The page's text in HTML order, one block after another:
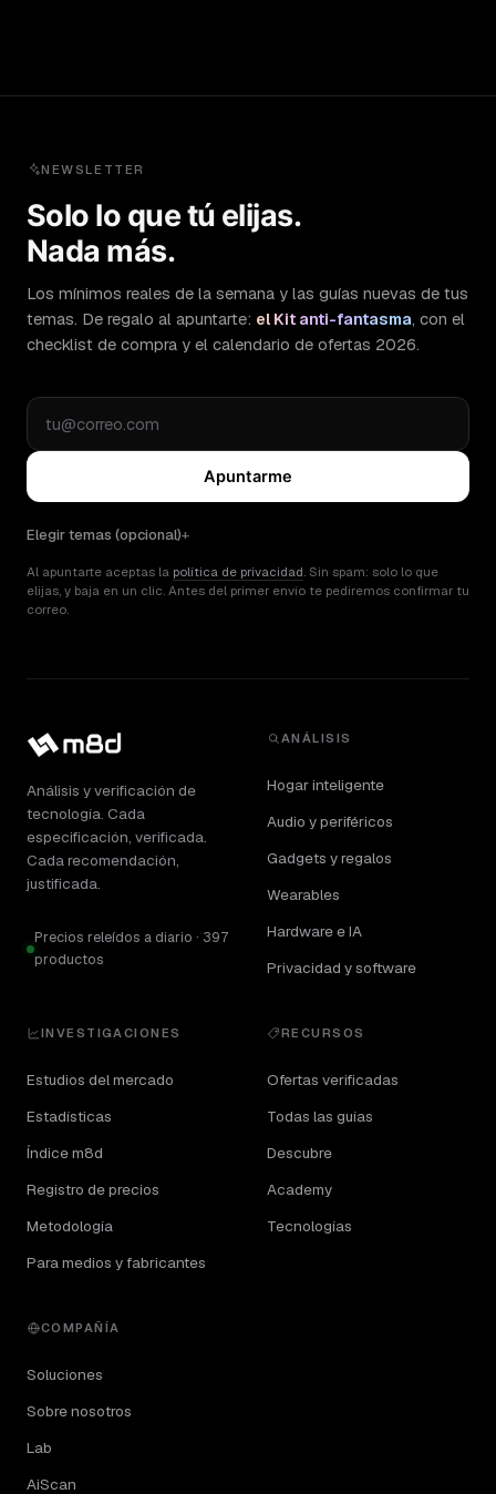
NEWSLETTER
Solo lo que tú elijas.
Nada más.
Los mínimos reales de la semana y las guías nuevas de tus
temas. De regalo al apuntarte: el Kit anti-fantasma, con el
checklist de compra y el calendario de ofertas 2026.
Apuntarme
Elegir temas (opcional)
Al apuntarte aceptas la política de privacidad. Sin spam: solo lo que
elijas, y baja en un clic. Antes del primer envío te pediremos confirmar tu
correo.
Análisis y verificación de
tecnología. Cada
especificación, verificada.
Cada recomendación,
justificada.
Precios releídos a diario · 397
productos
ANÁLISIS
Hogar inteligente
Audio y periféricos
Gadgets y regalos
Wearables
Hardware e IA
Privacidad y software
INVESTIGACIONES
Estudios del mercado
Estadísticas
Índice m8d
Registro de precios
Metodología
Para medios y fabricantes
RECURSOS
Ofertas verificadas
Todas las guías
Descubre
Academy
Tecnologías
COMPAÑÍA
Soluciones
Sobre nosotros
Lab
AiScan